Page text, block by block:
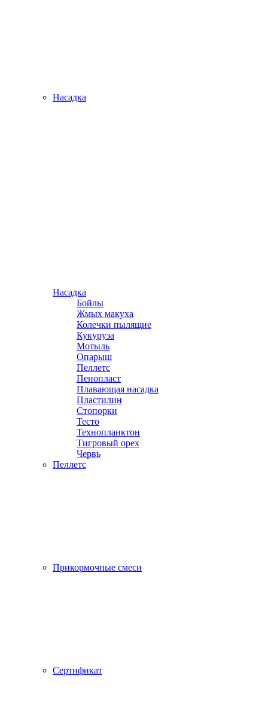
Насадка
Насадка
Бойлы
Жмых макуха
Колечки пылящие
Кукуруза
Мотыль
Опарыш
Пеллетс
Пенопласт
Плавающая насадка
Пластилин
Стопорки
Тесто
Технопланктон
Тигровый орех
Червь
Пеллетс
Прикормочные смеси
Сертификат